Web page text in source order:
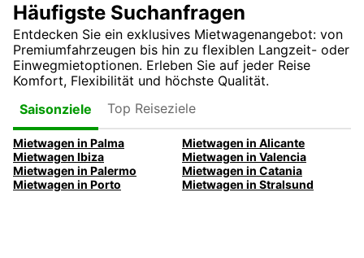
Häufigste Suchanfragen
Entdecken Sie ein exklusives Mietwagenangebot: von
Premiumfahrzeugen bis hin zu flexiblen Langzeit- oder
Einwegmietoptionen. Erleben Sie auf jeder Reise
Komfort, Flexibilität und höchste Qualität.
Saisonziele
Top Reiseziele
Mietwagen in Palma
Mietwagen in Alicante
Mietwagen Ibiza
Mietwagen in Valencia
Mietwagen in Palermo
Mietwagen in Catania
Mietwagen in Porto
Mietwagen in Stralsund